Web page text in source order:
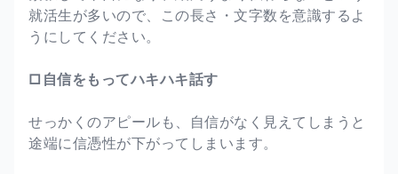
就活生が多いので、この長さ・文字数を意識するよ
うにしてください。
□自信をもってハキハキ話す
せっかくのアピールも、自信がなく見えてしまうと
途端に信憑性が下がってしまいます。